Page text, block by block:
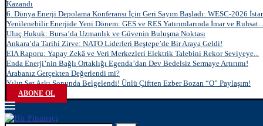
Kazandı
6. Dünya Enerji Depolama Konferansı İçin Geri Sayım Başladı: WESC-2026
Yenilenebilir Enerjide Yeni Dönem: GES ve RES Yatırımlarında İmar ve Ruhsat...
Uluç Hukuk: Bursa’da Uzmanlık ve Güvenin Buluşma Noktası
Ankara’da Tarihi Zirve: NATO Liderleri Beştepe’de Bir Araya Geldi!
EIA Raporu: Yapay Zekâ ve Veri Merkezleri Elektrik Talebini Rekor Seviyeye...
Enda Enerji’nin Bağlı Ortaklığı Egenda’dan Dev Bedelsiz Sermaye Artırımı!
Arabanız Gerçekten Değerlendi mi?
Yılın Set Aşkı Sonunda Belgelendi! Ünlü Çiftten Ezber Bozan “O” Paylaşım!
ABONE OL